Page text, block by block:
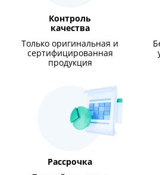
Контроль
качества
Только оригинальная и
сертифицированная
продукция
Рассрочка